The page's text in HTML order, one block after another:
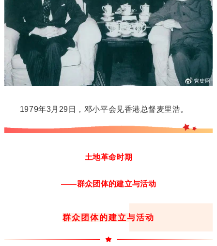
1979年3月29日，邓小平会见香港总督麦里浩。
土地革命时期
——群众团体的建立与活动
群众团体的建立与活动